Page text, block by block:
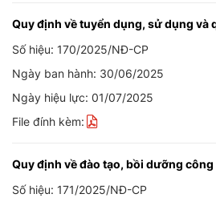
Quy định về tuyển dụng, sử dụng và
Số hiệu: 170/2025/NĐ-CP
Ngày ban hành: 30/06/2025
Ngày hiệu lực: 01/07/2025
File đính kèm:
Quy định về đào tạo, bồi dưỡng
Số hiệu: 171/2025/NĐ-CP